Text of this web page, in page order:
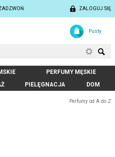
ZALOGUJ SIĘ
Pusty
PERFUMY MĘSKIE
PIELĘGNACJA DOM
Perfumy od A do Z